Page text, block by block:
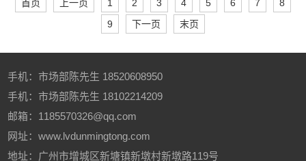
首页 上一页 1 2 3 4 5 6 7
8
9
下一页 末页
手机：市场部陈先生 18520608950
手机：市场部陈先生 18102214209
邮箱：1185570326@qq.com
网址：www.lvdunmingtong.com
地址：广州市增城区新塘镇新墩村新墩路119号